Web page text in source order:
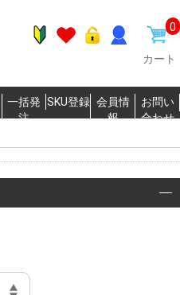
0
カート
一括発
注
SKU登録 会員情
報
お問い
合わせ